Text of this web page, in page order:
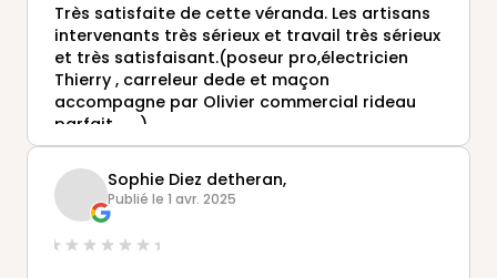
Très satisfaite de cette véranda. Les artisans
intervenants très sérieux et travail très sérieux
et très satisfaisant.(poseur pro,électricien
Thierry , carreleur dede et maçon
accompagne par Olivier commercial rideau
parfait........)
Sophie Diez detheran,
Publié le 1 avr. 2025